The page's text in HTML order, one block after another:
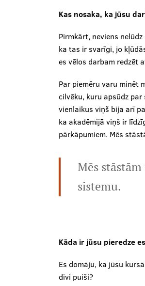
Kas nosaka, ka jūsu
Pirmkārt, neviens
ka tas ir svarīgi, jo
es vēlos darbam redzēt
Par piemēru varu minēt
cilvēku, kuru apsūdz
vienlaikus viņš bija arī
ka akadēmijā viņš ir
pārkāpumiem. Mēs
Mēs
sistēmu.
Kāda ir jūsu pieredze
Es domāju, ka jūsu
divi puiši?